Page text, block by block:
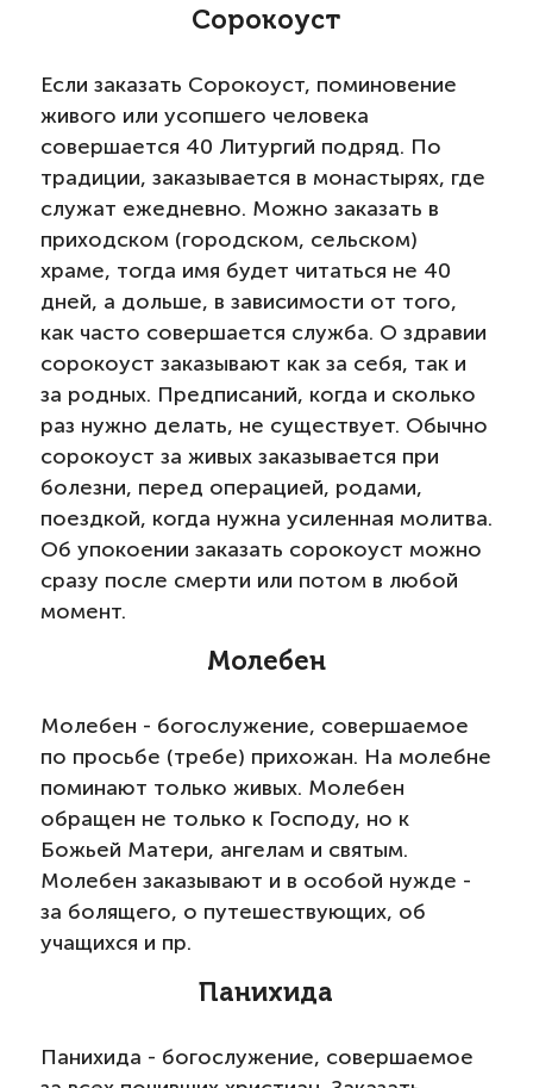
Сорокоуст
Если заказать Сорокоуст, поминовение
живого или усопшего человека
совершается 40 Литургий подряд. По
традиции, заказывается в монастырях, где
служат ежедневно. Можно заказать в
приходском (городском, сельском)
храме, тогда имя будет читаться не 40
дней, а дольше, в зависимости от того,
как часто совершается служба. О здравии
сорокоуст заказывают как за себя, так и
за родных. Предписаний, когда и сколько
раз нужно делать, не существует. Обычно
сорокоуст за живых заказывается при
болезни, перед операцией, родами,
поездкой, когда нужна усиленная молитва.
Об упокоении заказать сорокоуст можно
сразу после смерти или потом в любой
момент.
Молебен
Молебен - богослужение, совершаемое
по просьбе (требе) прихожан. На молебне
поминают только живых. Молебен
обращен не только к Господу, но к
Божьей Матери, ангелам и святым.
Молебен заказывают и в особой нужде -
за болящего, о путешествующих, об
учащихся и пр.
Панихида
Панихида - богослужение, совершаемое